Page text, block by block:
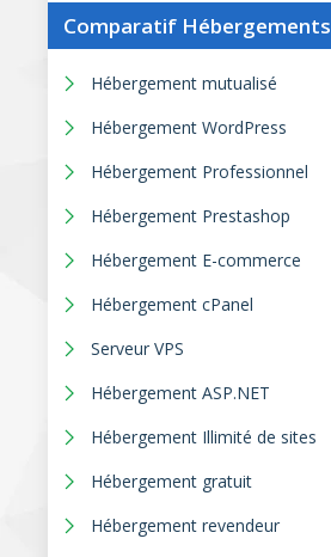
Comparatif Hébergements
Hébergement mutualisé
Hébergement WordPress
Hébergement Professionnel
Hébergement Prestashop
Hébergement E-commerce
Hébergement cPanel
Serveur VPS
Hébergement ASP.NET
Hébergement Illimité de sites
Hébergement gratuit
Hébergement revendeur